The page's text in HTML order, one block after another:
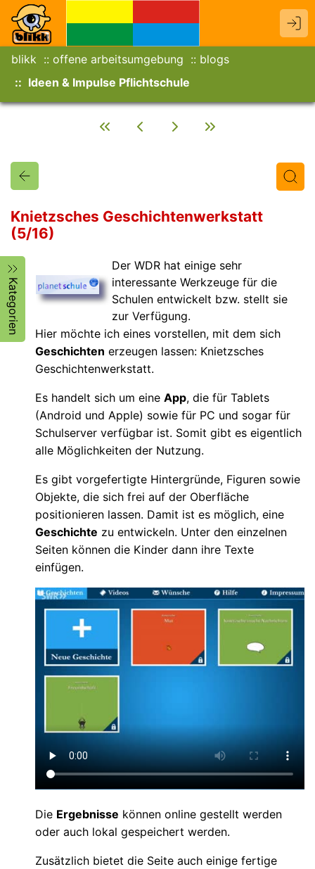
blikk offene arbeitsumgebung
blogs
Ideen & Impulse Pflichtschule
Knietzsches Geschichtenwerkstatt
(5/16)
Kategorien
Der WDR hat einige sehr
interessante Werkzeuge für die
Schulen entwickelt bzw. stellt sie
zur Verfügung.
Hier möchte ich eines vorstellen, mit dem sich
Geschichten erzeugen lassen: Knietzsches
Geschichtenwerkstatt.
Es handelt sich um eine App, die für Tablets
(Android und Apple) sowie für PC und sogar für
Schulserver verfügbar ist. Somit gibt es eigentlich
alle Möglichkeiten der Nutzung.
Es gibt vorgefertigte Hintergründe, Figuren sowie
Objekte, die sich frei auf der Oberfläche
positionieren lassen. Damit ist es möglich, eine
Geschichte zu entwickeln. Unter den einzelnen
Seiten können die Kinder dann ihre Texte
einfügen.
Die Ergebnisse können online gestellt werden
oder auch lokal gespeichert werden.
Zusätzlich bietet die Seite auch einige fertige